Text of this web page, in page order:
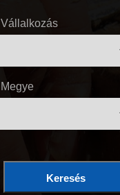
Vállalkozás
Megye
Keresés